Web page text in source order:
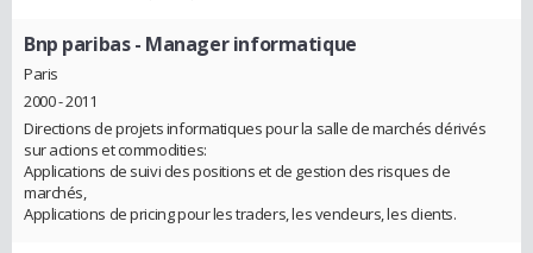
Bnp paribas- Manager informatique
Paris
2000 - 2011
Directions de projets informatiques pour la salle de marchés dérivés
sur actions et commodities:
Applications de suivi des positions et de gestion des risques de
marchés,
Applications de pricing pour les traders, les vendeurs, les clients.